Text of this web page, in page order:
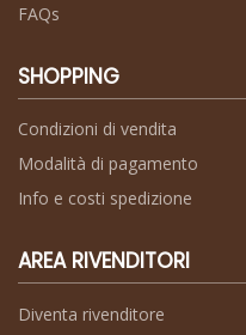
FAQs
SHOPPING
Condizioni di vendita
Modalità di pagamento
Info e costi spedizione
AREA RIVENDITORI
Diventa rivenditore